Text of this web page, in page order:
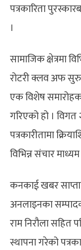
पत्रकारिता
।
सामाजिक क्षेत्रमा
रोटरी क्लव अफ
एक विशेष
गरिएको हो ।
पत्रकारीतामा
विभिन्न संचार
कनकाई खबर
अनलाइनका
राम निरौला सहित
स्थापना गरेको